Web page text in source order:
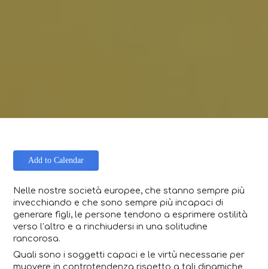
Add to Calendar
Nelle nostre società europee, che stanno sempre più
invecchiando e che sono sempre più incapaci di
generare figli, le persone tendono a esprimere ostilità
verso l’altro e a rinchiudersi in una solitudine
rancorosa.
Quali sono i soggetti capaci e le virtù necessarie per
muovere in controtendenza rispetto a tali dinamiche